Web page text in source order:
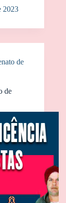
2023
de
de